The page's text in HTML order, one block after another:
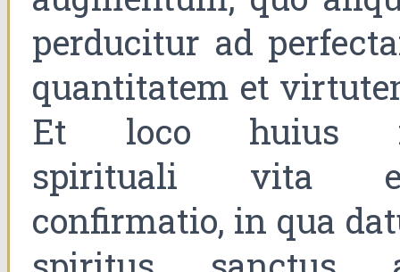
perducitur ad
quantitatem et
Et loco huius
spirituali vita
confirmatio, in qua